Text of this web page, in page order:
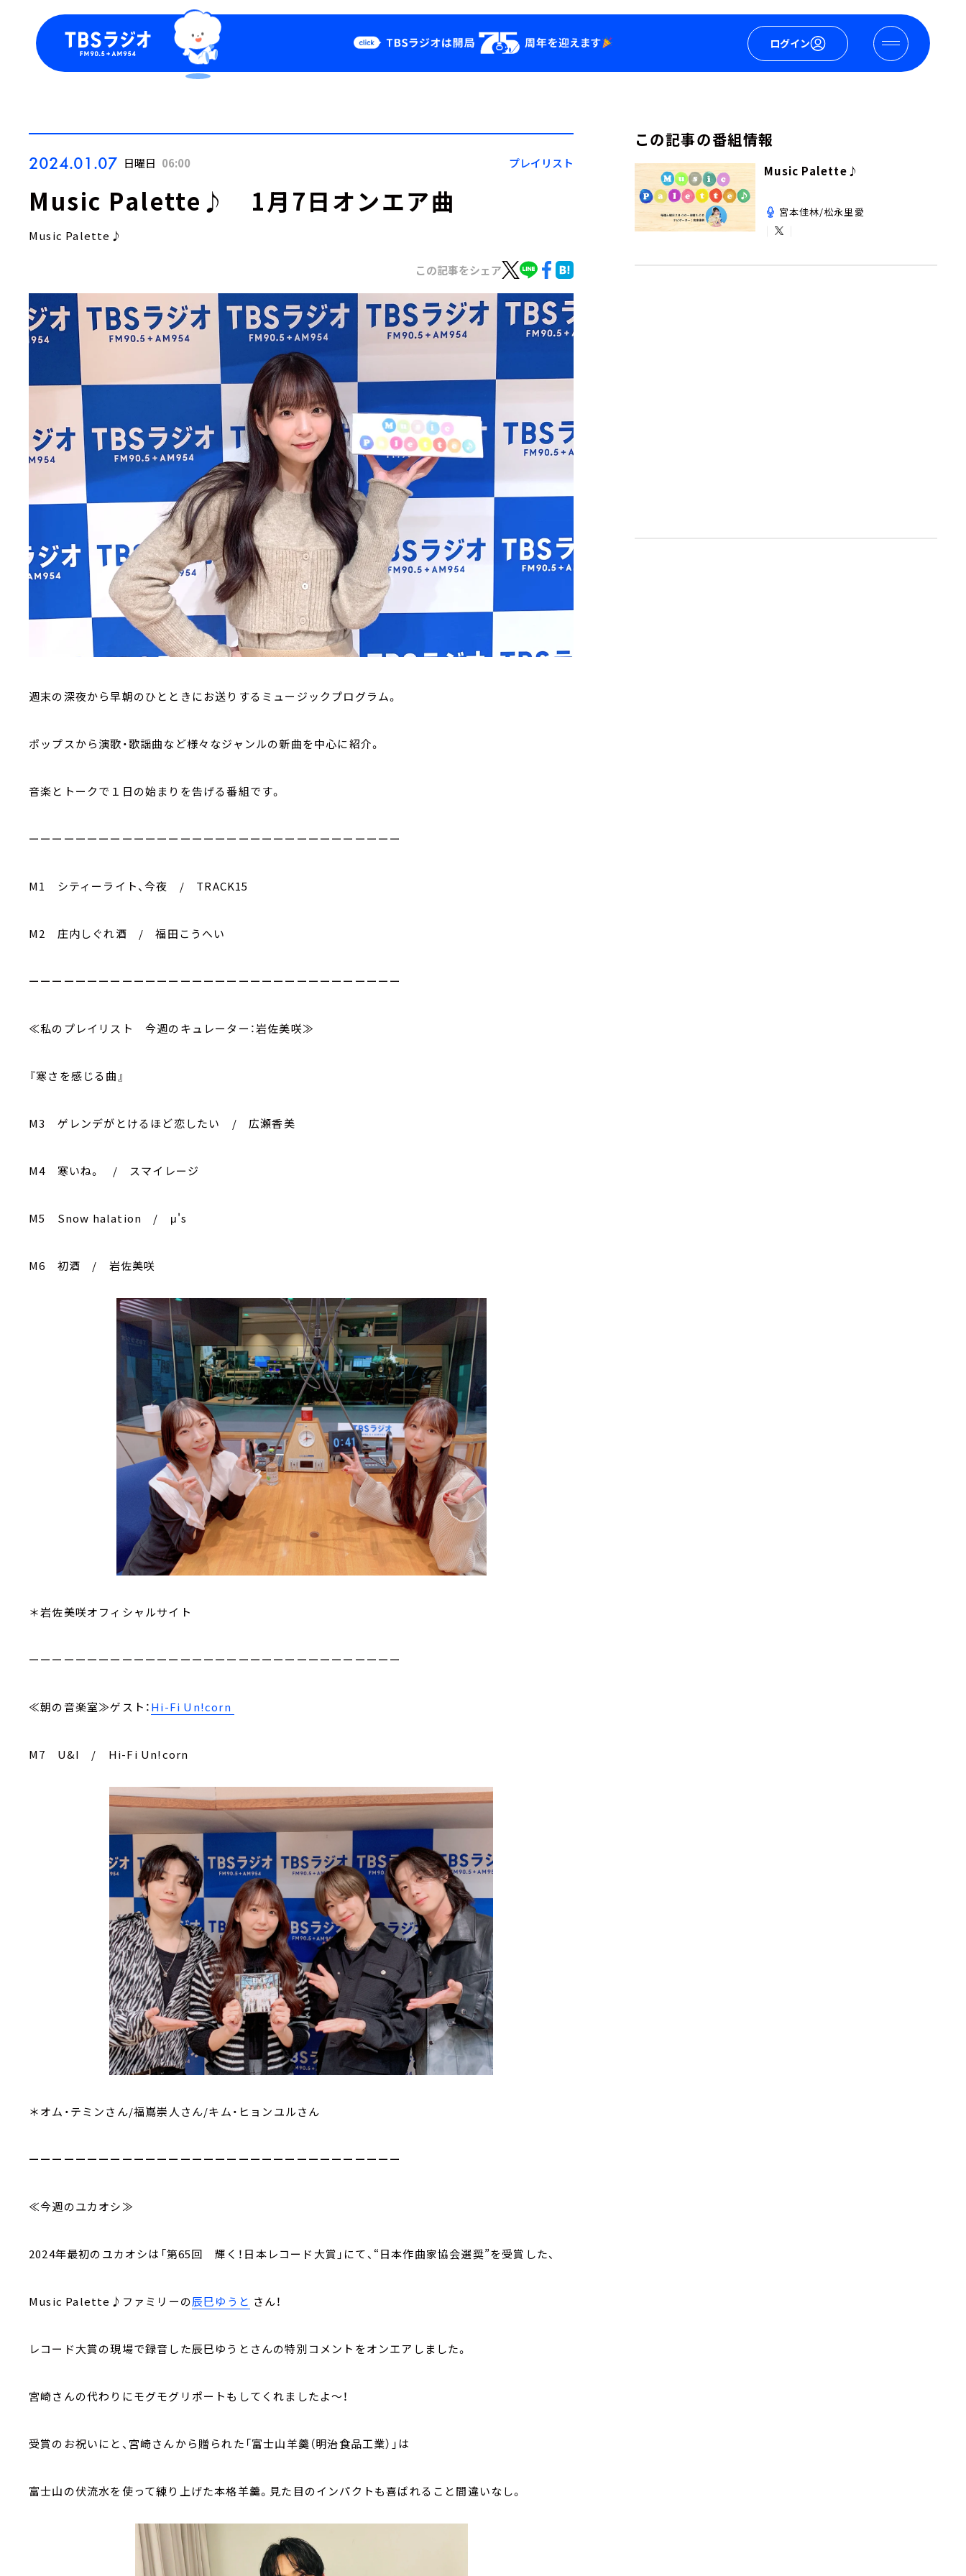
ログイン
Podcast
YouTube
会社情報
2024.01.07 日曜日 06:00 プレイリスト
Music Palette♪ 1月7日オンエア曲
Music Palette♪
この記事をシェア
週末の深夜から早朝のひとときにお送りするミュージックプログラム。
ポップスから演歌・歌謡曲など様々なジャンルの新曲を中心に紹介。
音楽とトークで１日の始まりを告げる番組です。
ーーーーーーーーーーーーーーーーーーーーーーーーーーーーーーーー
M1 シティーライト、今夜 / TRACK15
M2 庄内しぐれ酒 / 福田こうへい
ーーーーーーーーーーーーーーーーーーーーーーーーーーーーーーーー
≪私のプレイリスト 今週のキュレーター：岩佐美咲≫
『寒さを感じる曲』
M3 ゲレンデがとけるほど恋したい / 広瀬香美
M4 寒いね。 / スマイレージ
M5 Snow halation / μ's
M6 初酒 / 岩佐美咲
＊岩佐美咲オフィシャルサイト
ーーーーーーーーーーーーーーーーーーーーーーーーーーーーーーーー
≪朝の音楽室≫ゲスト：Hi-Fi Un!corn
M7 U&I / Hi-Fi Un!corn
＊オム・テミンさん/福嶌崇人さん/キム・ヒョンユルさん
ーーーーーーーーーーーーーーーーーーーーーーーーーーーーーーーー
≪今週のユカオシ≫
2024年最初のユカオシは「第65回 輝く！日本レコード大賞」にて、“日本作曲家協会選奨”を受賞した、
Music Palette♪ファミリーの辰巳ゆうと さん！
レコード大賞の現場で録音した辰巳ゆうとさんの特別コメントをオンエアしました。
宮崎さんの代わりにモグモグリポートもしてくれましたよ～！
受賞のお祝いにと、宮崎さんから贈られた「富士山羊羹（明治食品工業）」は
富士山の伏流水を使って練り上げた本格羊羹。見た目のインパクトも喜ばれること間違いなし。
この記事の番組情報
Music Palette♪
宮本佳林/松永里愛